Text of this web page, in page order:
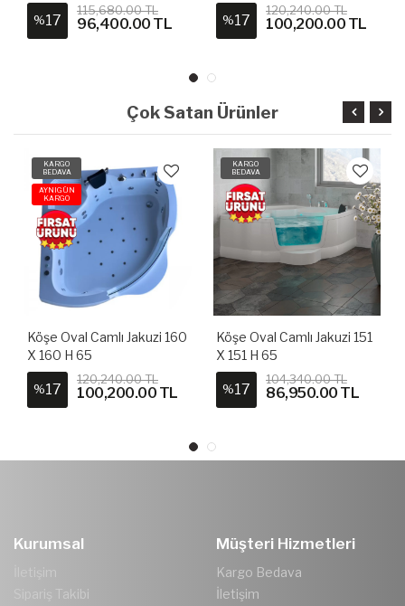
%17
115,680.00 TL
96,400.00 TL %17
120,240.00 TL
100,200.00 TL
Çok Satan Ürünler
KARGO
BEDAVA
AYNIGÜN
KARGO
Köşe Oval Camlı Jakuzi 160
X 160 H 65
%17
120,240.00 TL
100,200.00 TL
KARGO
BEDAVA
Köşe Oval Camlı Jakuzi 151
X 151 H 65
%17
104,340.00 TL
86,950.00 TL
Kurumsal
İletişim
Sipariş Takibi
Müşteri Hizmetleri
Kargo Bedava
İletişim